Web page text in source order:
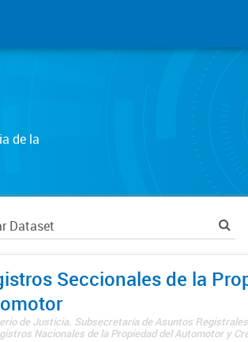
de la
Seccionales de la
de Justicia. Subsecretaría de Asuntos
Nacionales de la Propiedad del Automotor y